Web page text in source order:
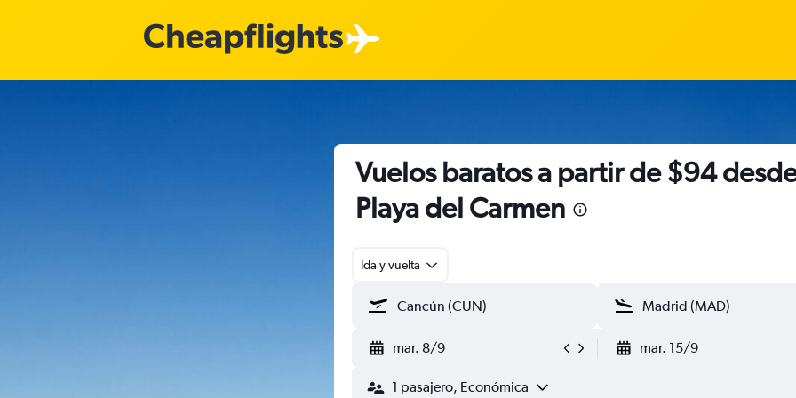
Vuelos baratos a partir de $94
Playa del Carmen
Ida y vuelta
mar. 8/9 mar. 15/9
1 pasajero, Económica